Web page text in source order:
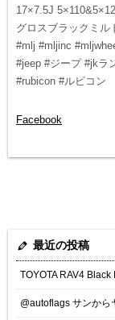
17×7.5J
グロスブラックミル
#mlj #mljinc
#jeep #ジープ #jkラ
#rubicon #ルビコン
Facebook
最近の投稿
TOYOTA RAV4
@autoflags サンから